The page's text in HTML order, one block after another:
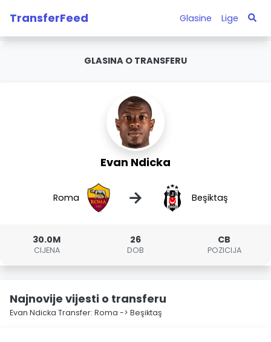
TransferFeed Glasine Lige
GLASINA O TRANSFERU
Evan Ndicka
Roma → Beşiktaş
30.0M
CIJENA
26
DOB
CB
POZICIJA
Najnovije vijesti o transferu
Evan Ndicka Transfer: Roma -> Beşiktaş